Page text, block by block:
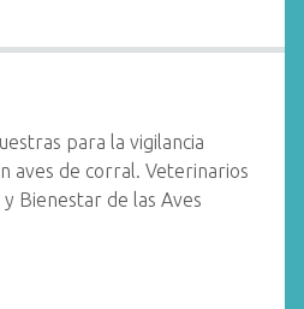
para la vigilancia
aves de corral. Veterinarios
Bienestar de las Aves